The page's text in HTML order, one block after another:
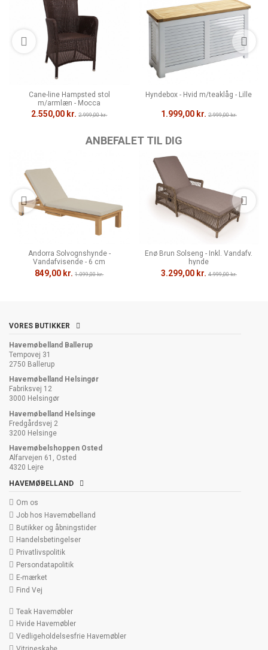
Cane-line Hampsted stol
m/armlæn - Mocca
2.550,00 kr. 2.999,00 kr.
Hyndebox - Hvid m/teaklåg - Lille
1.999,00 kr. 2.999,00 kr.
ANBEFALET TIL DIG
Andorra Solvognshynde -
Vandafvisende - 6 cm
849,00 kr. 1.099,00 kr.
Enø Brun Solseng - Inkl. Vandafv.
hynde
3.299,00 kr. 4.999,00 kr.
VORES BUTIKKER
Havemøbelland Ballerup
Tempovej 31
2750 Ballerup
Havemøbelland Helsingør
Fabriksvej 12
3000 Helsingør
Havemøbelland Helsinge
Fredgårdsvej 2
3200 Helsinge
Havemøbelshoppen Osted
Alfarvejen 61, Osted
4320 Lejre
HAVEMØBELLAND
Om os
Job hos Havemøbelland
Butikker og åbningstider
Handelsbetingelser
Privatlivspolitik
Persondatapolitik
E-mærket
Find Vej
Teak Havemøbler
Hvide Havemøbler
Vedligeholdelsesfrie Havemøbler